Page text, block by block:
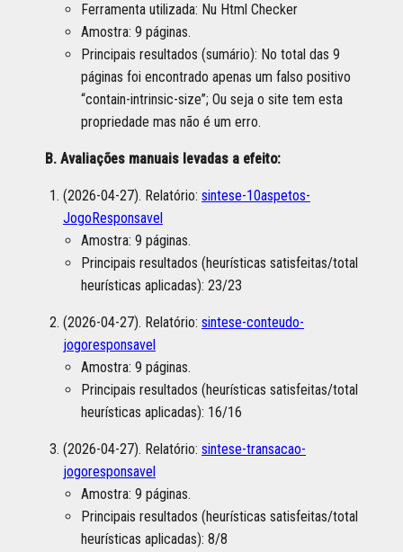
Ferramenta utilizada: Nu Html Checker
Amostra: 9 páginas.
Principais resultados (sumário): No total das 9
páginas foi encontrado apenas um falso positivo
“contain-intrinsic-size”; Ou seja o site tem esta
propriedade mas não é um erro.
B. Avaliações manuais levadas a efeito:
(2026-04-27). Relatório: sintese-10aspetos-
JogoResponsavel
Amostra: 9 páginas.
Principais resultados (heurísticas satisfeitas/total
heurísticas aplicadas): 23/23
(2026-04-27). Relatório: sintese-conteudo-
jogoresponsavel
Amostra: 9 páginas.
Principais resultados (heurísticas satisfeitas/total
heurísticas aplicadas): 16/16
(2026-04-27). Relatório: sintese-transacao-
jogoresponsavel
Amostra: 9 páginas.
Principais resultados (heurísticas satisfeitas/total
heurísticas aplicadas): 8/8